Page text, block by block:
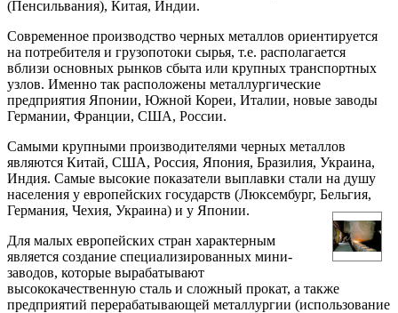
(Пенсильвания), Китая, Индии.
Современное производство черных металлов ориентируется
на потребителя и грузопотоки сырья, т.е. располагается
вблизи основных рынков сбыта или крупных транспортных
узлов. Именно так расположены металлургические
предприятия Японии, Южной Кореи, Италии, новые заводы
Германии, Франции, США, России.
Самыми крупными производителями черных металлов
являются Китай, США, Россия, Япония, Бразилия, Украина,
Индия. Самые высокие показатели выплавки стали на душу
населения у европейских государств (Люксембург, Бельгия,
Германия, Чехия, Украина) и у Японии.
Для малых европейских стран характерным
является создание специализированных мини-
заводов, которые вырабатывают
высококачественную сталь и сложный прокат, а также
предприятий перерабатывающей металлургии (использование